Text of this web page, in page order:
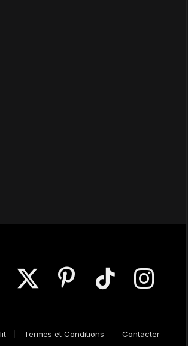
X
Pinterest TikTok Instagram
Termes et Conditions Contacter